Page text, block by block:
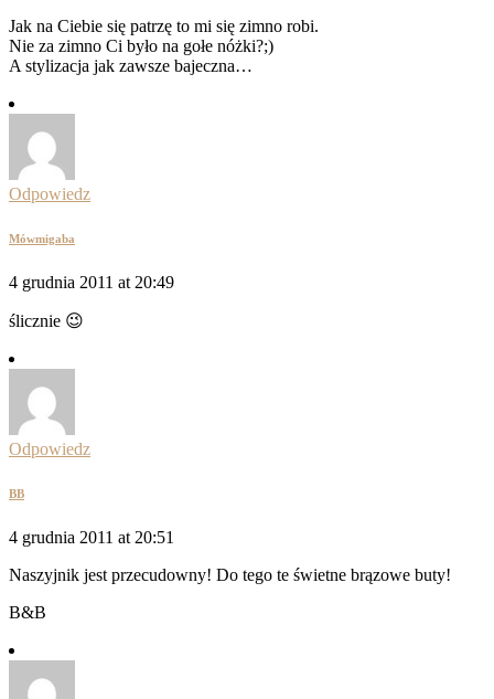
Jak na Ciebie się patrzę to mi się zimno robi.
Nie za zimno Ci było na gołe nóżki?;)
A stylizacja jak zawsze bajeczna…
Odpowiedz
Mówmigaba
4 grudnia 2011 at 20:49
ślicznie 😉
Odpowiedz
BB
4 grudnia 2011 at 20:51
Naszyjnik jest przecudowny! Do tego te świetne brązowe buty!
B&B